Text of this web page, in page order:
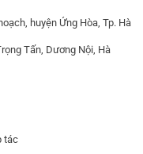
huyện Ứng Hòa, Tp. Hà
Tấn, Dương Nội, Hà
tác